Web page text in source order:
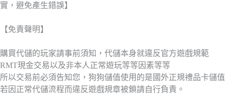
實，避免產生錯誤】
【免責聲明】
購買代儲的玩家請事前須知，代儲本身就違反官方遊戲規範
RMT現金交易以及非本人正常遊玩等等因素等等
所以交易前必須告知您，狗狗儲值使用的是國外正規禮品卡儲值
若因正常代儲流程而違反遊戲規章被鎖請自行負責。